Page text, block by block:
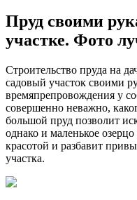
Пруд своими
участке. Фото
Строительство пруда на
садовый участок своими
времяпрепровождения у
совершенно неважно,
большой пруд позволит
однако и маленькое
красотой и разбавит
участка.